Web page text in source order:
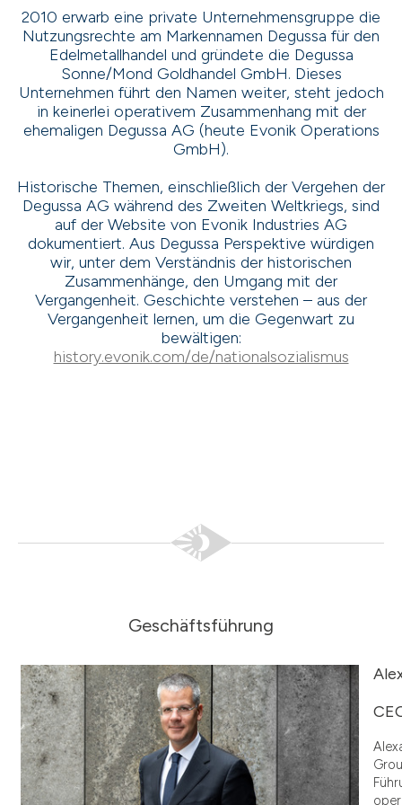
2010 erwarb eine private Unternehmensgruppe die
Nutzungsrechte am Markennamen Degussa für den
Edelmetallhandel und gründete die Degussa
Sonne/Mond Goldhandel GmbH. Dieses
Unternehmen führt den Namen weiter, steht jedoch
in keinerlei operativem Zusammenhang mit der
ehemaligen Degussa AG (heute Evonik Operations
GmbH).
Historische Themen, einschließlich der Vergehen der
Degussa AG während des Zweiten Weltkriegs, sind
auf der Website von Evonik Industries AG
dokumentiert. Aus Degussa Perspektive würdigen
wir, unter dem Verständnis der historischen
Zusammenhänge, den Umgang mit der
Vergangenheit. Geschichte verstehen – aus der
Vergangenheit lernen, um die Gegenwart zu
bewältigen:
history.evonik.com/de/nationalsozialismus
Geschäftsführung